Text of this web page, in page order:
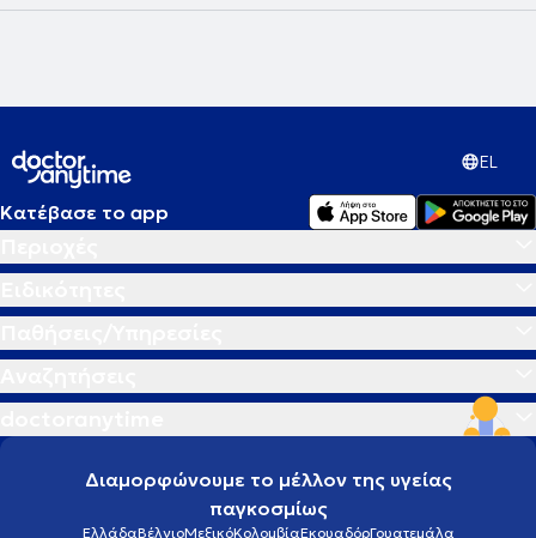
EL
Κατέβασε το app
Διαμορφώνουμε το μέλλον της υγείας
παγκοσμίως
ΕλλάδαΒέλγιοΜεξικόΚολομβίαΕκουαδόρΓουατεμάλα